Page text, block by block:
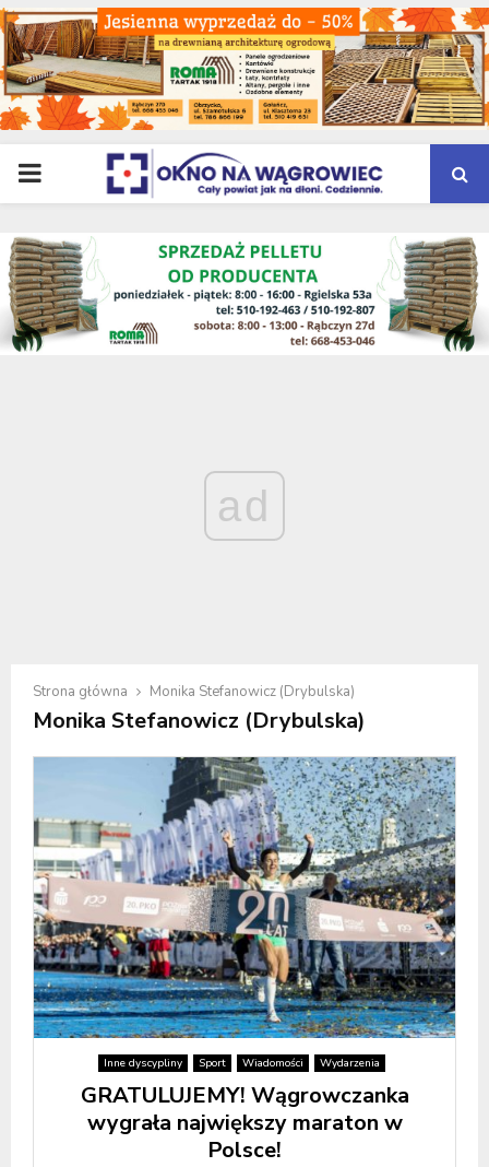
PRIMARY
MENU
ad
Strona główna Monika Stefanowicz (Drybulska)
Monika Stefanowicz (Drybulska)
Inne dyscypliny Sport Wiadomości Wydarzenia
GRATULUJEMY! Wągrowczanka
wygrała największy maraton w
Polsce!